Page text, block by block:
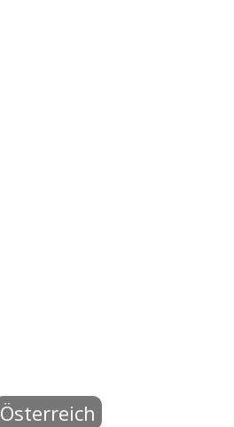
Österreich